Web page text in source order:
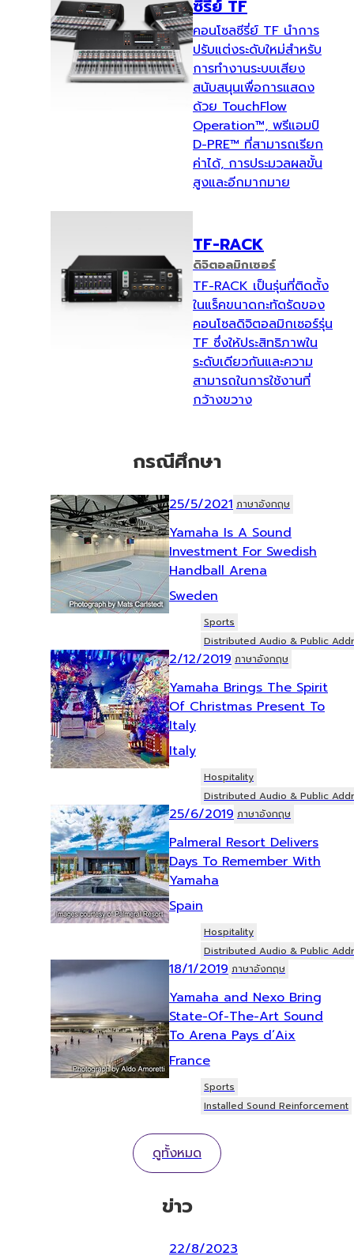
ซีรี่ย์ TF
คอนโซลซีรี่ย์ TF นำการ
ปรับแต่งระดับใหม่สำหรับ
การทำงานระบบเสียง
สนับสนุนเพื่อการแสดง
ด้วย TouchFlow
Operation™, พรีแอมป์
D-PRE™ ที่สามารถเรียก
ค่าได้, การประมวลผลขั้น
สูงและอีกมากมาย
TF-RACK
ดิจิตอลมิกเซอร์
TF-RACK เป็นรุ่นที่ติดตั้ง
ในแร็คขนาดกะทัดรัดของ
คอนโซลดิจิตอลมิกเซอร์รุ่น
TF ซึ่งให้ประสิทธิภาพใน
ระดับเดียวกันและความ
สามารถในการใช้งานที่
กว้างขวาง
กรณีศึกษา
25/5/2021 ภาษาอังกฤษ
Yamaha Is A Sound
Investment For Swedish
Handball Arena
Sweden
Sports
Distributed Audio & Public
2/12/2019 ภาษาอังกฤษ
Yamaha Brings The Spirit
Of Christmas Present To
Italy
Italy
Hospitality
Distributed Audio & Public
25/6/2019 ภาษาอังกฤษ
Palmeral Resort Delivers
Days To Remember With
Yamaha
Spain
Hospitality
Distributed Audio & Public
18/1/2019 ภาษาอังกฤษ
Yamaha and Nexo Bring
State-Of-The-Art Sound
To Arena Pays d’Aix
France
Sports
Installed Sound Reinforcement
ดูทั้งหมด
ข่าว
22/8/2023